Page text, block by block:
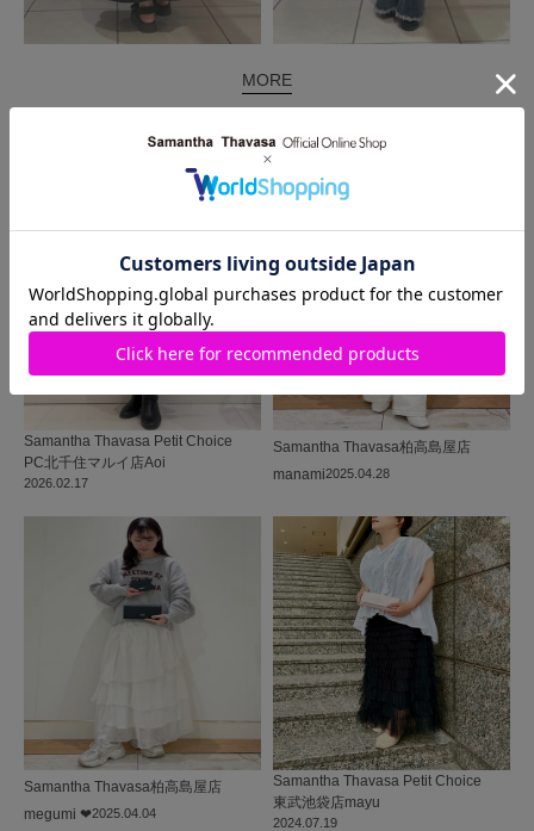
MORE
同じ商品を使った コーディネート
2026.02.17
Samantha Thavasa Petit Choice
PC北千住マルイ店Aoi
2025.04.28
Samantha Thavasa柏高島屋店
manami
2025.04.04
Samantha Thavasa柏高島屋店
megumi ❤︎
2024.07.19
Samantha Thavasa Petit Choice
東武池袋店mayu